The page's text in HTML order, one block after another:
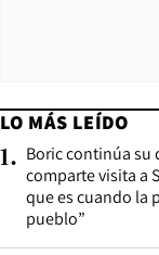
LO MÁS LEÍDO
1. Boric continúa su
comparte visita a
que es cuando la
pueblo”